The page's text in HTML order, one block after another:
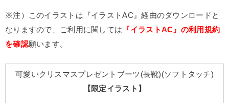
※注）このイラストは『イラストAC』経由のダウンロードと
なりますので、ご利用に関しては 『イラストAC』の利用規約
を確認願います。
可愛いクリスマスプレゼントブーツ(長靴)(ソフトタッチ)
【限定イラスト】